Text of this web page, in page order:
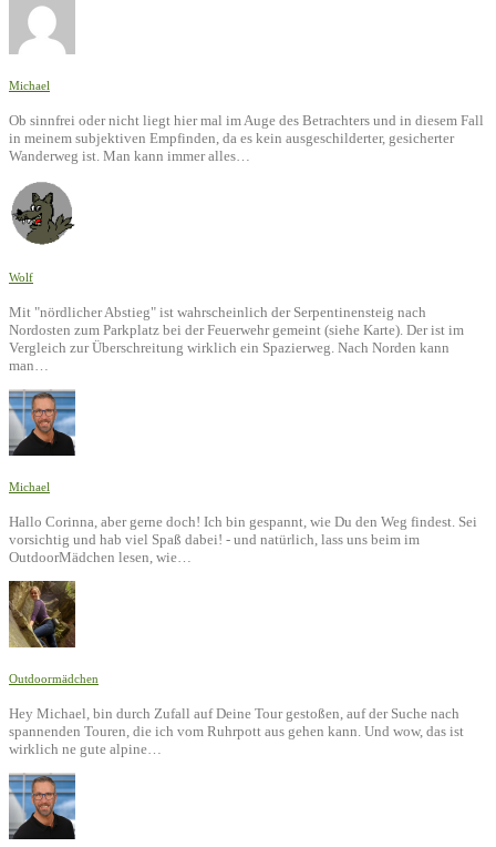
Michael
Ob sinnfrei oder nicht liegt hier mal im Auge des Betrachters und in diesem Fall
in meinem subjektiven Empfinden, da es kein ausgeschilderter, gesicherter
Wanderweg ist. Man kann immer alles…
Wolf
Mit "nördlicher Abstieg" ist wahrscheinlich der Serpentinensteig nach
Nordosten zum Parkplatz bei der Feuerwehr gemeint (siehe Karte). Der ist im
Vergleich zur Überschreitung wirklich ein Spazierweg. Nach Norden kann
man…
Michael
Hallo Corinna, aber gerne doch! Ich bin gespannt, wie Du den Weg findest. Sei
vorsichtig und hab viel Spaß dabei! - und natürlich, lass uns beim im
OutdoorMädchen lesen, wie…
Outdoormädchen
Hey Michael, bin durch Zufall auf Deine Tour gestoßen, auf der Suche nach
spannenden Touren, die ich vom Ruhrpott aus gehen kann. Und wow, das ist
wirklich ne gute alpine…